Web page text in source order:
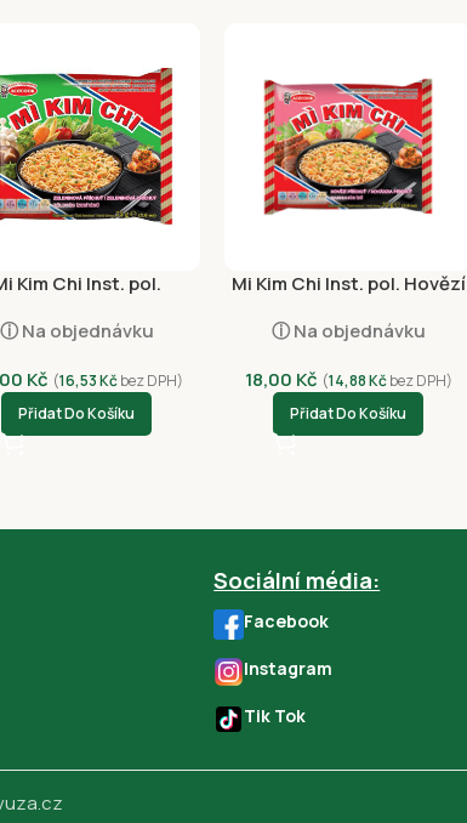
Kim Chi Inst. pol.
ⓘ Na objednávku
Kč (16,53Kčbez DPH)
Přidat Do Košíku
Mi Kim Chi Inst. pol. Hovězí
ⓘ Na objednávku
18,00 Kč (14,88Kčbez DPH)
Přidat Do Košíku
Sociální média:
Facebook
Instagram
Tik Tok